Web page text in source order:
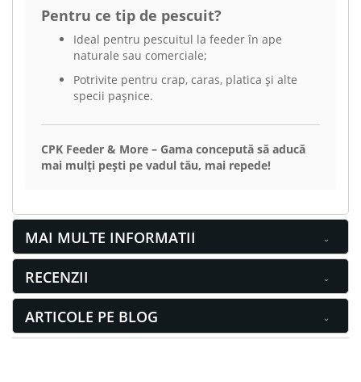
Pentru ce tip de pescuit?
Ideal pentru pescuitul la feeder în ape
naturale sau comerciale;
Potrivite pentru crap, caras, platica și alte
specii pașnice.
CPK Feeder & More – Gama concepută să aducă
mai mulți pești pe vadul tău, mai repede!
MAI MULTE INFORMATII
RECENZII
ARTICOLE PE BLOG